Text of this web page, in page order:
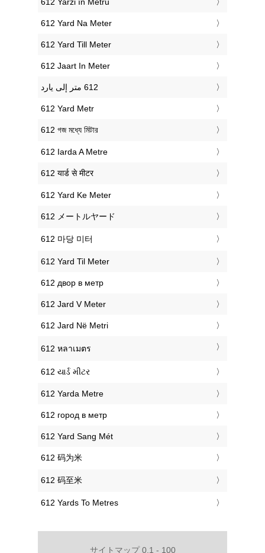
‎612 Yard Na Meter
‎612 Yard Till Meter
‎612 Jaart In Meter
‎612 Yard Metr
‎612 গজ মধ্যে মিটার
‎612 Iarda A Metre
‎612 यार्ड से मीटर
‎612 Yard Ke Meter
‎612 メートルヤード
‎612 마당 미터
‎612 Yard Til Meter
‎612 двор в метр
‎612 Jard V Meter
‎612 Jard Në Metri
‎612 หลาเมตร
‎612 યાર્ડ મીટર
‎612 Yarda Metre
‎612 город в метр
‎612 Yard Sang Mét
‎612 码为米
‎612 码至米
‎612 Yards To Metres
サイトマップ 0.1 - 100